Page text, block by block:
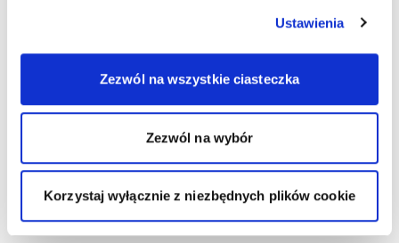
Ustawienia
Zezwól na wszystkie ciasteczka
Zezwól na wybór
Korzystaj wyłącznie z niezbędnych plików cookie